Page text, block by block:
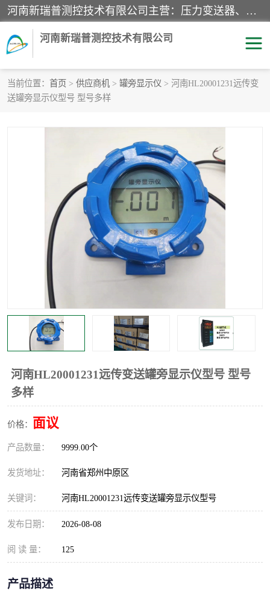
河南新瑞普测控技术有限公司主营：压力变送器、液位变送器、差压变送器、雷达料位计、电容物位计、温度显示控制仪表、电量变送器、流量计、工业自动化系统成套设备。
河南新瑞普测控技术有限公司
当前位置： 首页 > 供应商机 > 罐旁显示仪 > 河南HL20001231远传变
送罐旁显示仪型号 型号多样
河南HL20001231远传变送罐旁显示仪型号 型号
多样
价格： 面议
产品数量： 9999.00个
发货地址： 河南省郑州中原区
关键词： 河南HL20001231远传变送罐旁显示仪型号
发布日期： 2026-08-08
阅 读 量： 125
产品描述
霍尼韦尔压力变送器
雷达料位计
标准型工业压力变送器 罐旁显示仪
差压变送器 温度传感器变送器
压力变送器 电容物位计
温度显示控制仪表 电量变送器
流量计 工业自动化系统成套设备